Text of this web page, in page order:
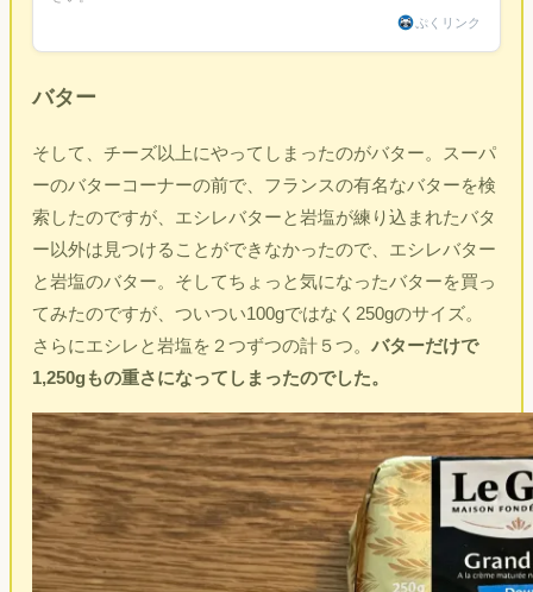
ぷくリンク
バター
そして、チーズ以上にやってしまったのがバター。スーパ
ーのバターコーナーの前で、フランスの有名なバターを検
索したのですが、エシレバターと岩塩が練り込まれたバタ
ー以外は見つけることができなかったので、エシレバター
と岩塩のバター。そしてちょっと気になったバターを買っ
てみたのですが、ついつい100gではなく250gのサイズ。
さらにエシレと岩塩を２つずつの計５つ。バターだけで
1,250gもの重さになってしまったのでした。